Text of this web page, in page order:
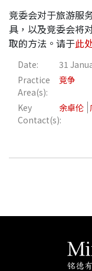
竞委会对于旅游服
具，以及竞委会将
取的方法。请于此
Date:
31
Practice
Area(s):
竞争
Key
Contact(s):
余卓伦